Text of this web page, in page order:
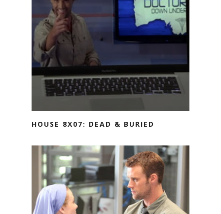
HOUSE 8X07: DEAD & BURIED